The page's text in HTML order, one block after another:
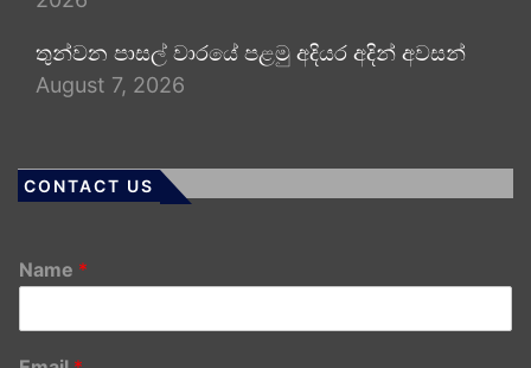
තුන්වන පාසල් වාරයේ පළමු අදියර අදින් අවසන්
August 7, 2026
CONTACT US
Name *